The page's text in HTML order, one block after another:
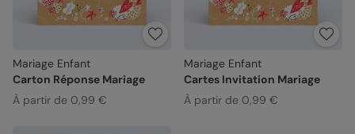
Mariage Enfant
Carton Réponse Mariage
À partir de 0,99 €
Mariage Enfant
Cartes Invitation Mariage
À partir de 0,99 €